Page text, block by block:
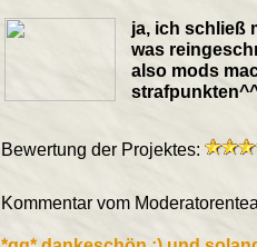
ja, ich schließ
was
also mods
Bewertung der Projektes:
Kommentar vom